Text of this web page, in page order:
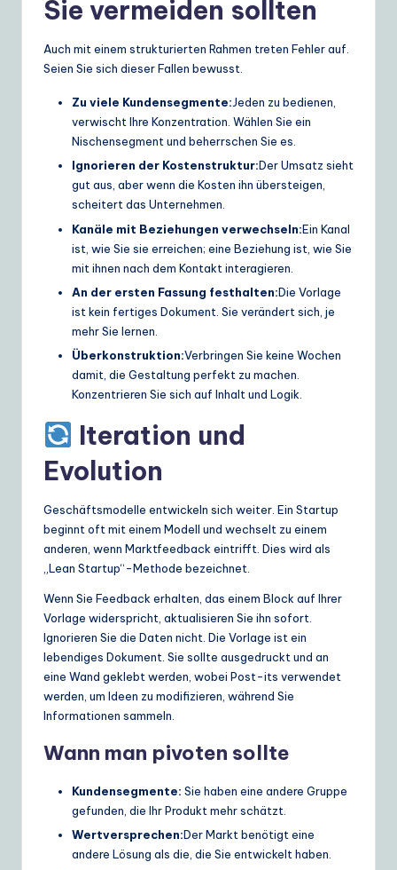
Sie vermeiden sollten
Auch mit einem strukturierten Rahmen treten Fehler auf.
Seien Sie sich dieser Fallen bewusst.
Zu viele Kundensegmente:Jeden zu bedienen,
verwischt Ihre Konzentration. Wählen Sie ein
Nischensegment und beherrschen Sie es.
Ignorieren der Kostenstruktur:Der Umsatz sieht
gut aus, aber wenn die Kosten ihn übersteigen,
scheitert das Unternehmen.
Kanäle mit Beziehungen verwechseln:Ein Kanal
ist, wie Sie sie erreichen; eine Beziehung ist, wie Sie
mit ihnen nach dem Kontakt interagieren.
An der ersten Fassung festhalten:Die Vorlage
ist kein fertiges Dokument. Sie verändert sich, je
mehr Sie lernen.
Überkonstruktion:Verbringen Sie keine Wochen
damit, die Gestaltung perfekt zu machen.
Konzentrieren Sie sich auf Inhalt und Logik.
Iteration und
Evolution
Geschäftsmodelle entwickeln sich weiter. Ein Startup
beginnt oft mit einem Modell und wechselt zu einem
anderen, wenn Marktfeedback eintrifft. Dies wird als
„Lean Startup“-Methode bezeichnet.
Wenn Sie Feedback erhalten, das einem Block auf Ihrer
Vorlage widerspricht, aktualisieren Sie ihn sofort.
Ignorieren Sie die Daten nicht. Die Vorlage ist ein
lebendiges Dokument. Sie sollte ausgedruckt und an
eine Wand geklebt werden, wobei Post-its verwendet
werden, um Ideen zu modifizieren, während Sie
Informationen sammeln.
Wann man pivoten sollte
Kundensegmente: Sie haben eine andere Gruppe
gefunden, die Ihr Produkt mehr schätzt.
Wertversprechen:Der Markt benötigt eine
andere Lösung als die, die Sie entwickelt haben.